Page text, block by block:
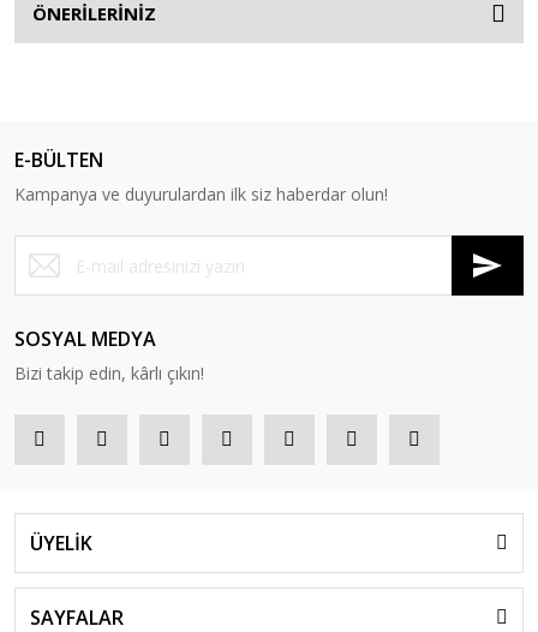
ÖNERİLERİNİZ
E-BÜLTEN
Kampanya ve duyurulardan ilk siz haberdar olun!
SOSYAL MEDYA
Bizi takip edin, kârlı çıkın!
ÜYELİK
SAYFALAR